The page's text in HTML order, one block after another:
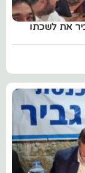
את לשכתו